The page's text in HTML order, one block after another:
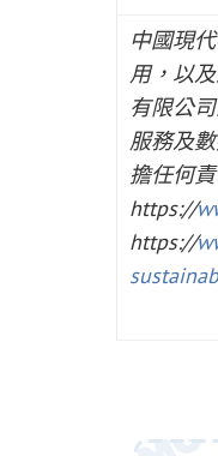
中國現
用，以
有限公
服務及
擔任何
https://
https://